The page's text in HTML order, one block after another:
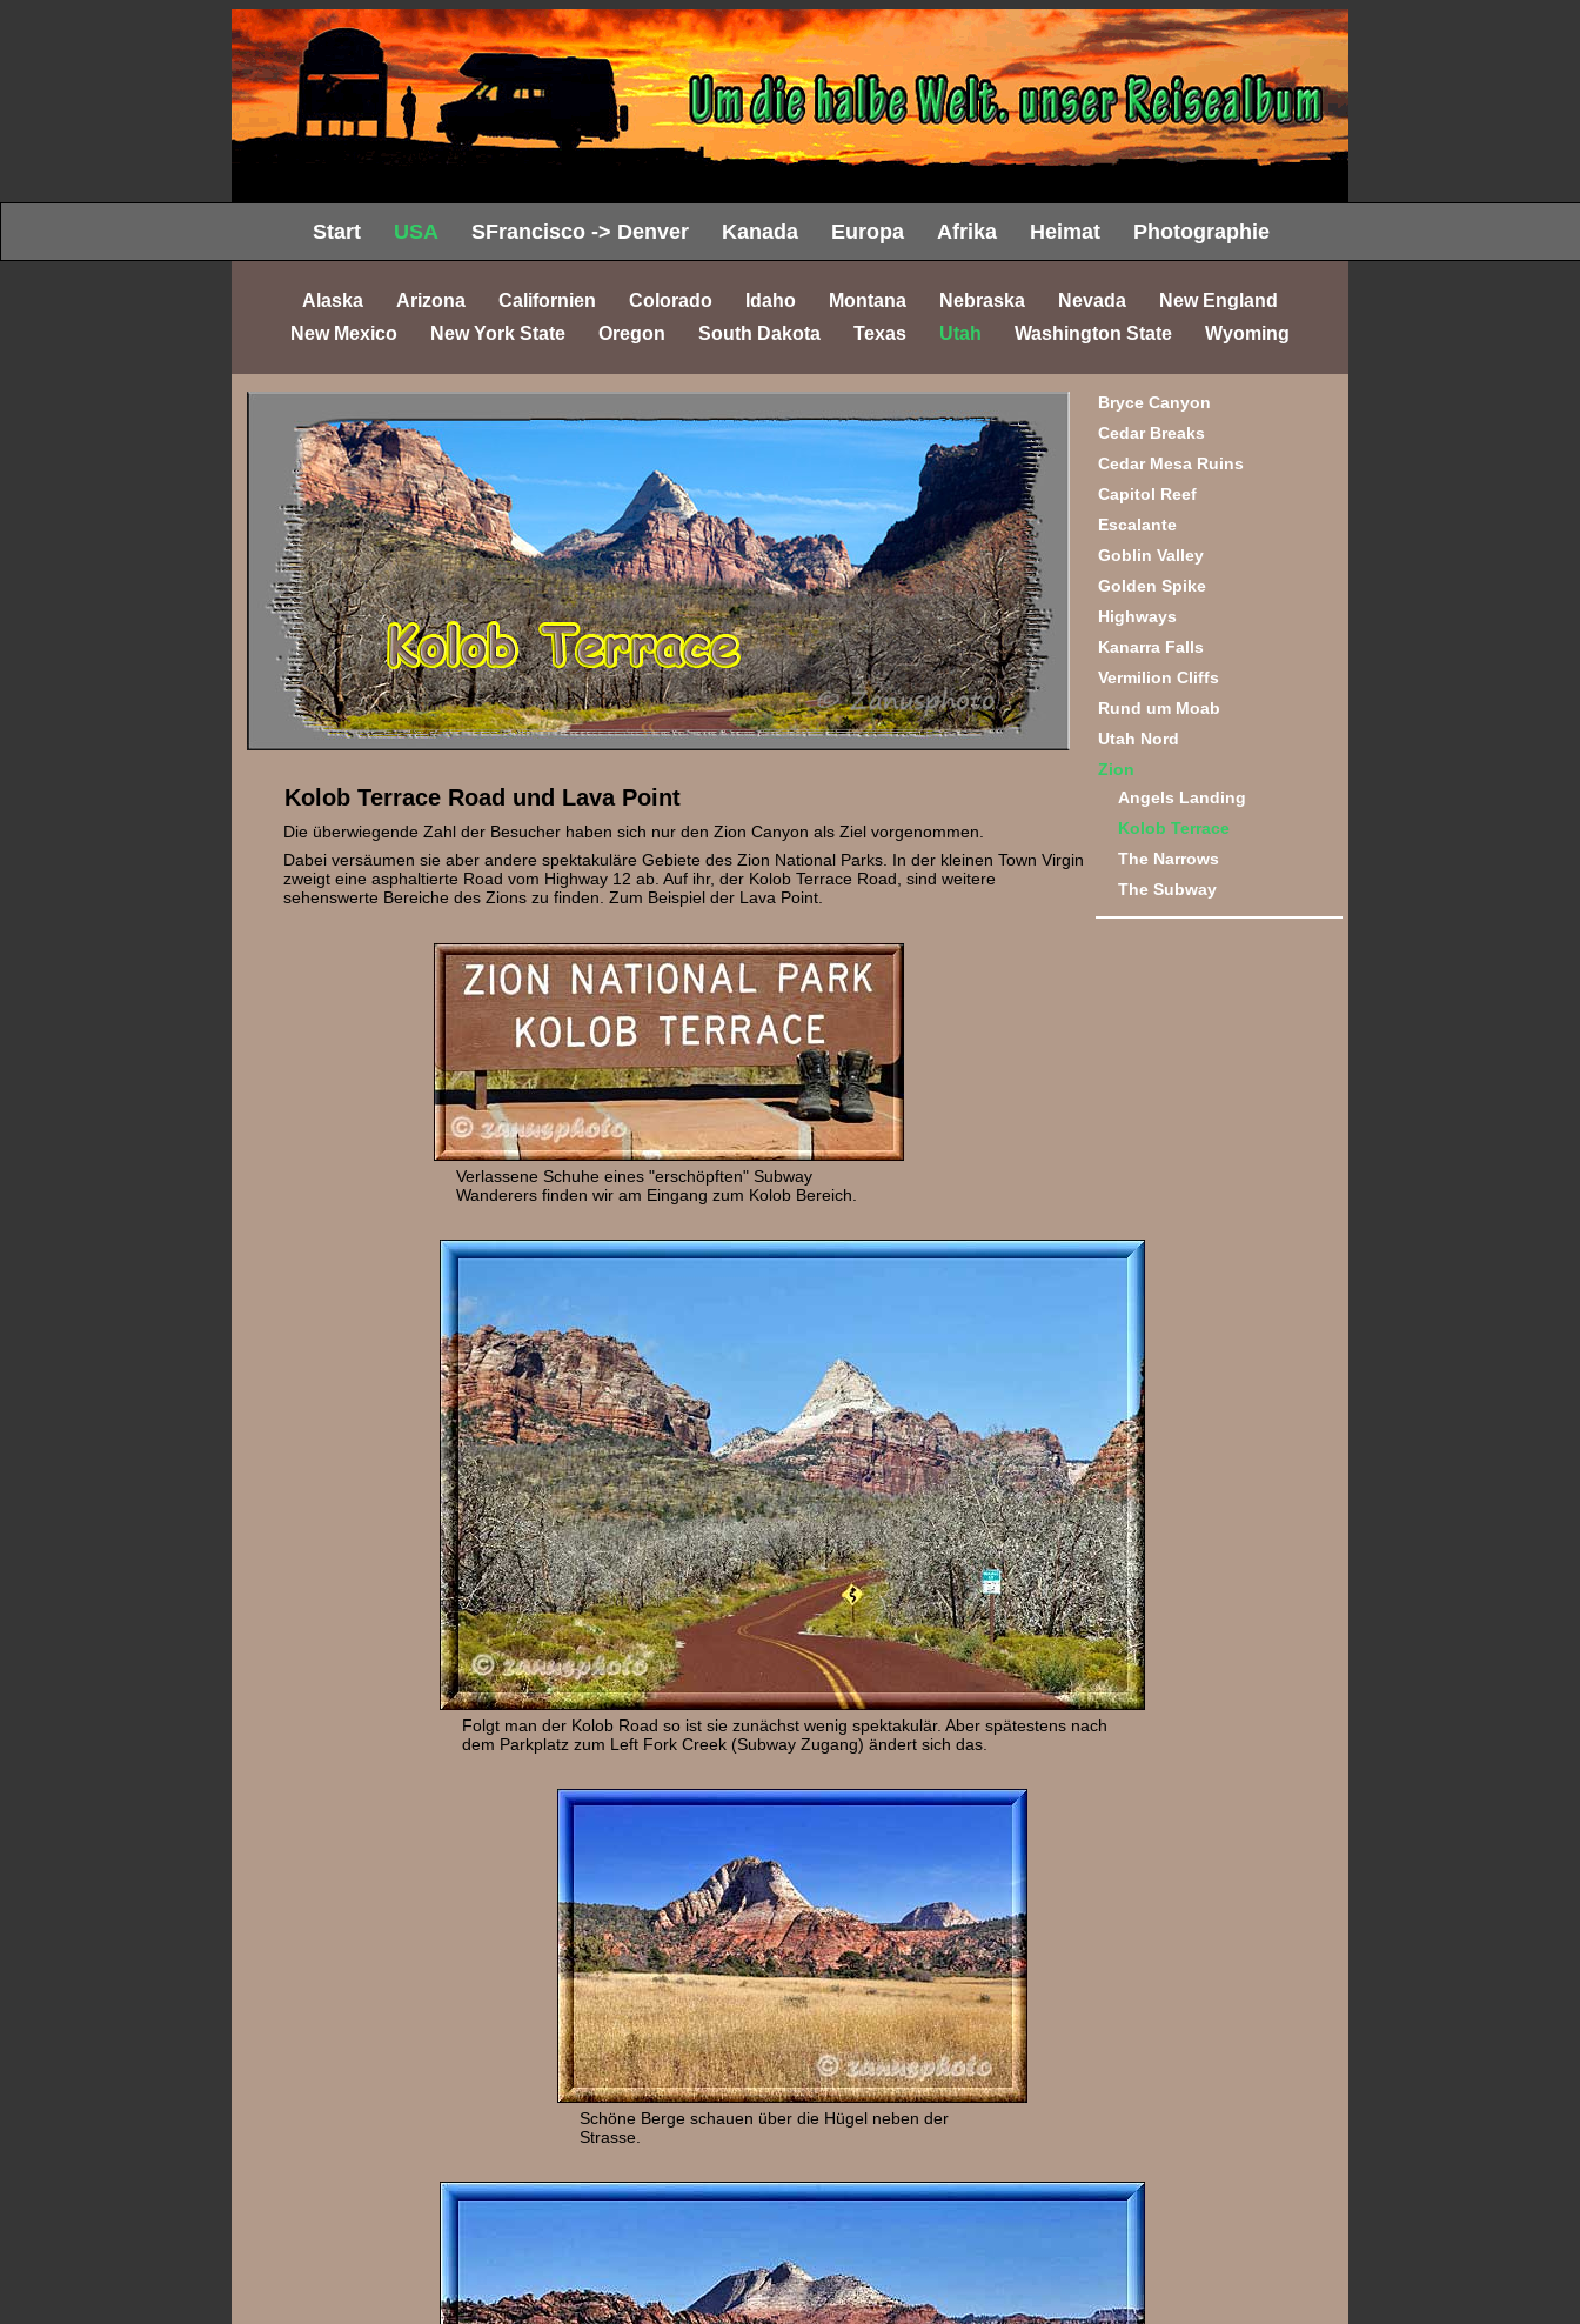
Start USA SFrancisco -> Denver Kanada Europa Afrika Heimat Photographie
Alaska Arizona Californien Colorado Idaho Montana Nebraska Nevada
New England
New Mexico
New York State Oregon South Dakota Texas Utah Washington State Wyoming
Bryce Canyon
Cedar Breaks
Cedar Mesa Ruins
Capitol Reef
Escalante
Goblin Valley
Golden Spike
Highways
Kanarra Falls
Vermilion Cliffs
Rund um Moab
Utah Nord
Zion
Angels Landing
Kolob Terrace
The Narrows
The Subway
Kolob Terrace Road und Lava Point
Die überwiegende Zahl der Besucher haben sich nur den Zion Canyon als Ziel vorgenommen.
Dabei versäumen sie aber andere spektakuläre Gebiete des Zion National Parks. In der kleinen Town Virgin
zweigt eine asphaltierte Road vom Highway 12 ab. Auf ihr, der Kolob Terrace Road, sind weitere
sehenswerte Bereiche des Zions zu finden. Zum Beispiel der Lava Point.
Verlassene Schuhe eines "erschöpften" Subway
Wanderers finden wir am Eingang zum Kolob Bereich.
Folgt man der Kolob Road so ist sie zunächst wenig spektakulär. Aber spätestens nach
dem Parkplatz zum Left Fork Creek (Subway Zugang) ändert sich das.
Schöne Berge schauen über die Hügel neben der
Strasse.